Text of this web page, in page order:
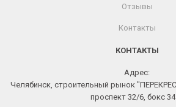
Отзывы
Контакты
КОНТАКТЫ
Адрес:
Челябинск, строительный рынок
проспект 32/6, бокс